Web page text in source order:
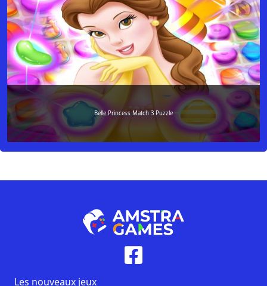
Belle Princess Match 3 Puzzle
Les nouveaux jeux